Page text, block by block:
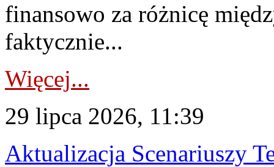
finansowo za różnicę
faktycznie...
Więcej...
29 lipca 2026, 11:39
Aktualizacja Scenariuszy